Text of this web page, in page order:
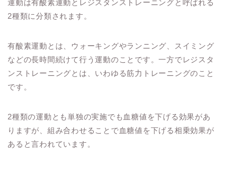
運動は有酸素運動とレジスタンストレーニングと呼ばれる
2種類に分類されます。
有酸素運動とは、ウォーキングやランニング、スイミング
などの長時間続けて行う運動のことです。一方でレジスタ
ンストレーニングとは、いわゆる筋力トレーニングのこと
です。
2種類の運動とも単独の実施でも血糖値を下げる効果があ
りますが、組み合わせることで血糖値を下げる相乗効果が
あると言われています。